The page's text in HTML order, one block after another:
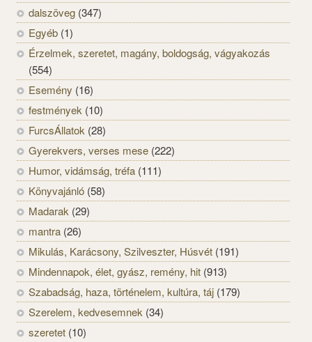
dalszöveg (347)
Egyéb (1)
Érzelmek, szeretet, magány, boldogság, vágyakozás
(554)
Esemény (16)
festmények (10)
FurcsÁllatok (28)
Gyerekvers, verses mese (222)
Humor, vidámság, tréfa (111)
Könyvajánló (58)
Madarak (29)
mantra (26)
Mikulás, Karácsony, Szilveszter, Húsvét (191)
Mindennapok, élet, gyász, remény, hit (913)
Szabadság, haza, történelem, kultúra, táj (179)
Szerelem, kedvesemnek (34)
szeretet (10)